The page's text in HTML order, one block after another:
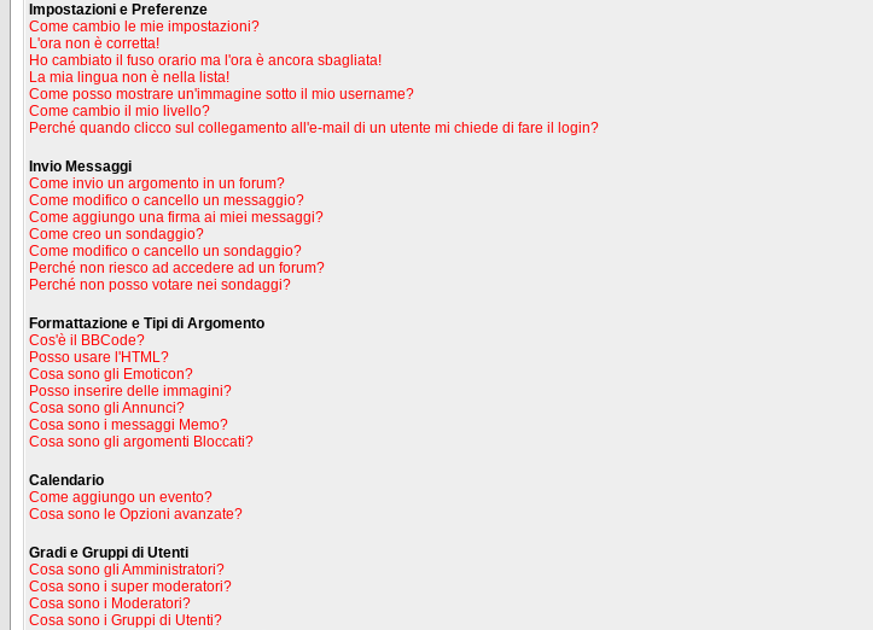
Impostazioni e Preferenze
Come cambio le mie impostazioni?
L'ora non è corretta!
Ho cambiato il fuso orario ma l'ora è ancora sbagliata!
La mia lingua non è nella lista!
Come posso mostrare un'immagine sotto il mio username?
Come cambio il mio livello?
Perché quando clicco sul collegamento all'e-mail di un utente mi chiede di fare il login?
Invio Messaggi
Come invio un argomento in un forum?
Come modifico o cancello un messaggio?
Come aggiungo una firma ai miei messaggi?
Come creo un sondaggio?
Come modifico o cancello un sondaggio?
Perché non riesco ad accedere ad un forum?
Perché non posso votare nei sondaggi?
Formattazione e Tipi di Argomento
Cos'è il BBCode?
Posso usare l'HTML?
Cosa sono gli Emoticon?
Posso inserire delle immagini?
Cosa sono gli Annunci?
Cosa sono i messaggi Memo?
Cosa sono gli argomenti Bloccati?
Calendario
Come aggiungo un evento?
Cosa sono le Opzioni avanzate?
Gradi e Gruppi di Utenti
Cosa sono gli Amministratori?
Cosa sono i super moderatori?
Cosa sono i Moderatori?
Cosa sono i Gruppi di Utenti?